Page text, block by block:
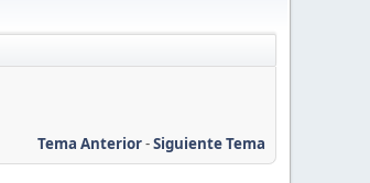
Tema Anterior-Siguiente Tema